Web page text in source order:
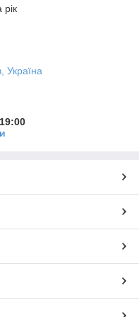
у разі несправності;
робіт.
які обслуговую
з певних причин,
протягом тижня
рік
Україна